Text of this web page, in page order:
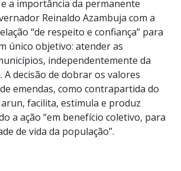
a importância da permanente
Reinaldo Azambuja com a
“de respeito e confiança” para
único objetivo: atender as
independentemente da
decisão de dobrar os valores
emendas, como contrapartida do
facilita, estimula e produz
a ação “em benefício coletivo, para
de vida da população”.